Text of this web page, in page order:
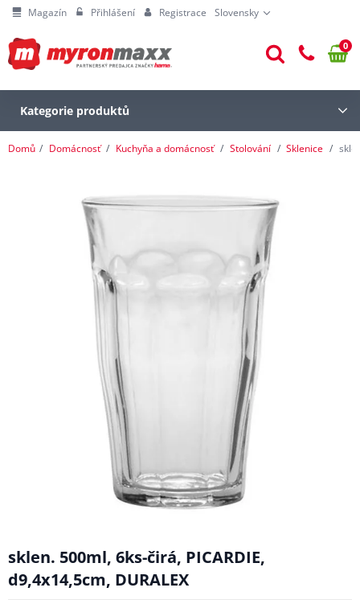
Magazín Přihlášení Registrace Slovensky
0
Kategorie produktů
Domů Domácnosť Kuchyňa a domácnosť Stolování Sklenice
sklen. 500ml, 6ks-čirá, PICARDIE,
d9,4x14,5cm, DURALEX